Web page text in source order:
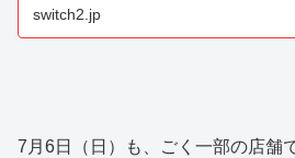
switch2.jp
7月6日（日）も、ごく一部の店舗